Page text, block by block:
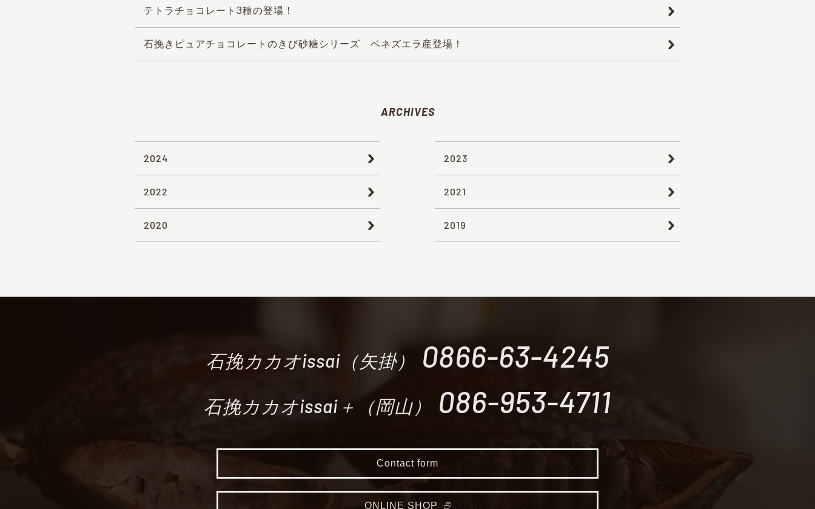
テトラチョコレート3種の登場！
石挽きピュアチョコレートのきび砂糖シリーズ ベネズエラ産登場！
ARCHIVES
2024 2023
2022 2021
2020 2019
石挽カカオissai（矢掛） 0866-63-4245
石挽カカオissai＋（岡山） 086-953-4711
Contact form
ONLINE SHOP